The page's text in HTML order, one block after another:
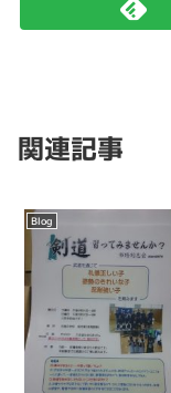
関連記事
Blog